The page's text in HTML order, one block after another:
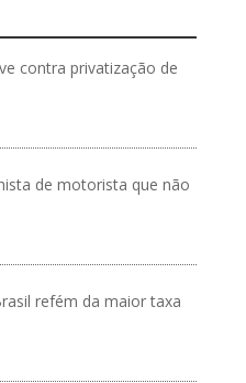
contra privatização de
de motorista que não
refém da maior taxa